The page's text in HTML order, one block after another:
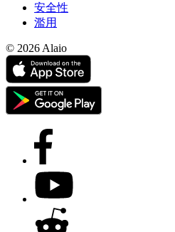
安全性
濫用
© 2026 Alaio